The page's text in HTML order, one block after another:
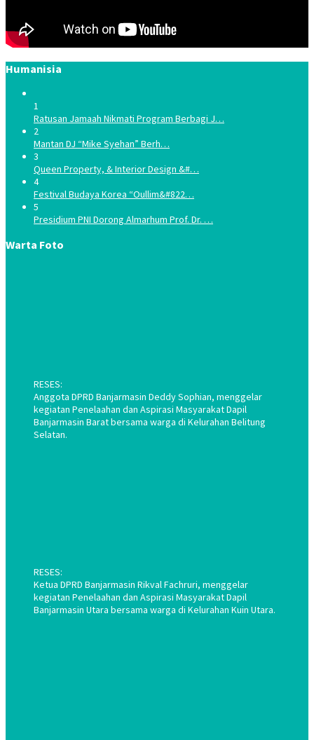
Humanisia
1
Ratusan Jamaah Nikmati Program Berbagi J…
2
Mantan DJ “Mike Syehan” Berh…
3
Queen Property, & Interior Design &#…
4
Festival Budaya Korea “Oullim&#822…
5
Presidium PNI Dorong Almarhum Prof. Dr. …
Warta Foto
RESES:
Anggota DPRD Banjarmasin Deddy Sophian, menggelar
kegiatan Penelaahan dan Aspirasi Masyarakat Dapil
Banjarmasin Barat bersama warga di Kelurahan Belitung
Selatan.
RESES:
Ketua DPRD Banjarmasin Rikval Fachruri, menggelar
kegiatan Penelaahan dan Aspirasi Masyarakat Dapil
Banjarmasin Utara bersama warga di Kelurahan Kuin Utara.